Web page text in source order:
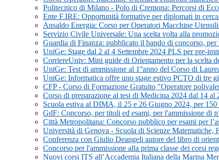
Politecnico di Milano - Polo di Cremona: Percorsi di
Ente F.IRE: Opportunità formative per diplomati in
Ansaldo Energia: Corso per Operatori Macchine
Servizio Civile Universale: Una scelta volta alla
Guardia di Finanza: pubblicato il bando di concorso,
UniGe: Stage dal 2 al 4 Settembre 2024 PLS per pre-
CorriereUniv: Mini guide di Orientamento per la scelta
UniGe: Test di ammissione al 1°anno del Corso di
UniGe: Informatica offre uno stage estivo PCTO di tre
CFP - Corso di Formazione Gratuito "Operatore
Corso di preparazione al test di Medicina 2024 dal 14 al
Scuola estiva al DIMA, il 25 e 26 Giugno 2024, per 150
GdF: Concorso, per titoli ed esami, per l'ammissione di
Città Metropolitana: Concorso pubblico per esami per
Università di Genova - Scuola di Scienze
Conferenza con Giulio Deangeli autore del libro di
Concorso per l'ammissione alla prima classe dei corsi
Nuovi corsi ITS all’Accademia Italiana della Marina